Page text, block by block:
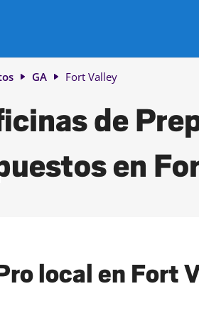
GA Fort Valley
de
en
local en Fort